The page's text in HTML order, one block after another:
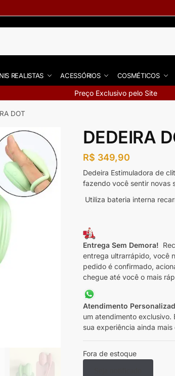
REALISTAS ACESSÓRIOS COSMÉTICOS
Preço Exclusivo pelo Site
DOT
DEDEIRA
R$ 349,90
Dedeira Estimuladora de
fazendo você sentir novas
Utiliza bateria interna
Entrega Sem Demora!
entrega ultrarrápido, você
pedido é confirmado,
chegue até você o mais
Atendimento
um atendimento
sua experiência ainda mais
Fora de estoque